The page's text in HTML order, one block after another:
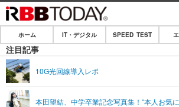
ホーム
IT・デジタル
SPEED TEST
ホーム IT・デジタル SPEED TEST
注目記事
10G光回線導入レポ
本田望結、中学卒業記念写真集！“本人お気